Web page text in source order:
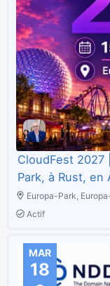
CloudFest 2027
Park, à Rust, en
Europa-Park,
Actif
MAR
18